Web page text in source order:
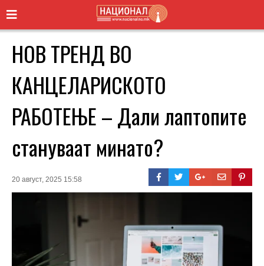
НОВ ТРЕНД ВО
КАНЦЕЛАРИСКОТО
РАБОТЕЊЕ – Дали лаптопите
стануваат минато?
20 август, 2025 15:58